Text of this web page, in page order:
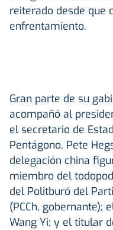
reiterado desde que
enfrentamiento.
Gran parte de su
acompañó al
el secretario de
Pentágono, Pete
delegación china
miembro del
del Politburó del
(PCCh, gobernante);
Wang Yi; y el titular